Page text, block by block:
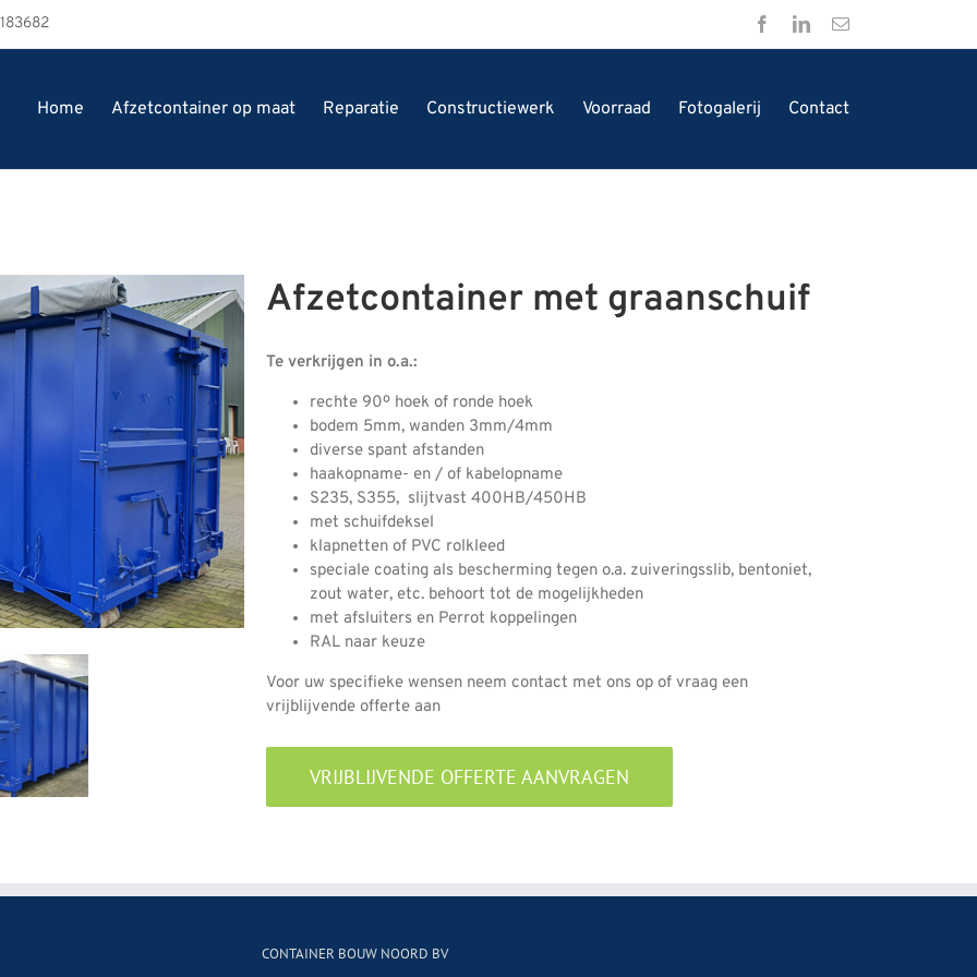
FacebookLinkedIn
E-
Home Afzetcontainer op maat Reparatie Constructiewerk Voorraad Fotogalerij Contact
Afzetcontainer met graanschuif
Te verkrijgen in o.a.:
rechte 90º hoek of ronde hoek
bodem 5mm, wanden 3mm/4mm
diverse spant afstanden
haakopname- en / of kabelopname
S235, S355, slijtvast 400HB/450HB
met schuifdeksel
klapnetten of PVC rolkleed
speciale coating als bescherming tegen o.a. zuiveringsslib, bentoniet,
zout water, etc. behoort tot de mogelijkheden
met afsluiters en Perrot koppelingen
RAL naar keuze
Voor uw specifieke wensen neem contact met ons op of vraag een
vrijblijvende offerte aan
VRIJBLIJVENDE OFFERTE AANVRAGEN
CONTAINER BOUW NOORD BV